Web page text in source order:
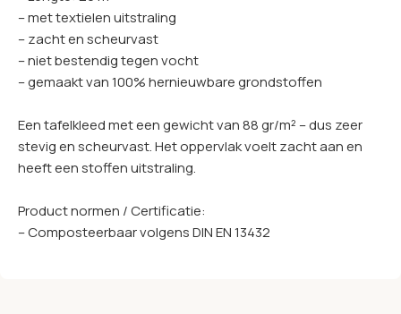
– met textielen uitstraling
– zacht en scheurvast
– niet bestendig tegen vocht
– gemaakt van 100% hernieuwbare grondstoffen
Een tafelkleed met een gewicht van 88 gr/m² – dus zeer
stevig en scheurvast. Het oppervlak voelt zacht aan en
heeft een stoffen uitstraling.
Product normen / Certificatie:
– Composteerbaar volgens DIN EN 13432